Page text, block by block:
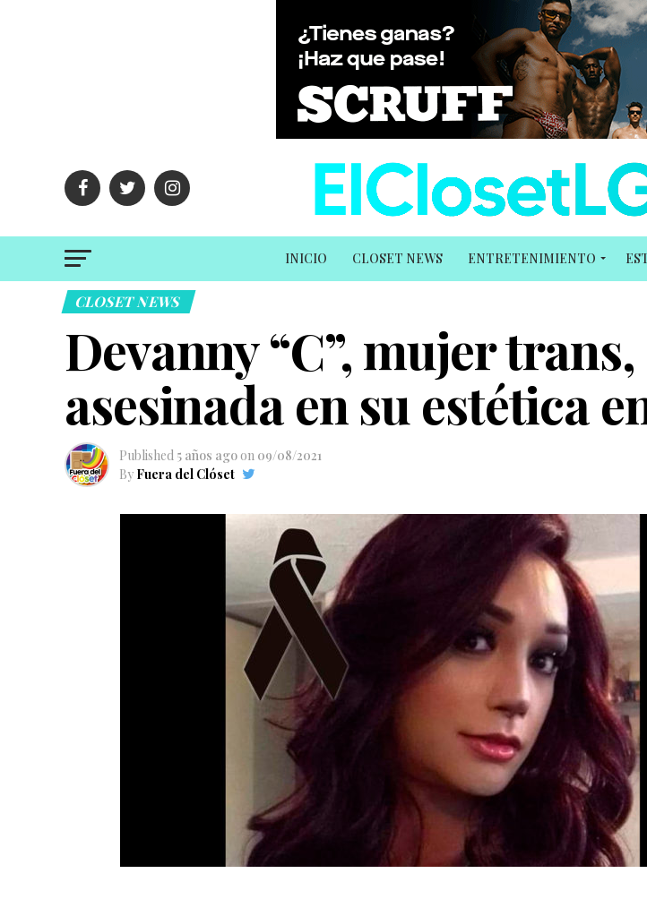
INICIO CLOSET NEWS ENTRETENIMIENTO
CLOSET NEWS
Devanny “C”, mujer
asesinada en su estética
Published 5 años ago on 09/08/2021
By Fuera del Clóset